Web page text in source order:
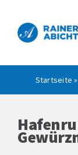
Inhalt
springen
Startseite »